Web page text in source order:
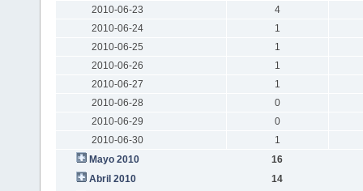
2010-06-23
4
2010-06-24
1
2010-06-25
1
2010-06-26
1
2010-06-27
1
2010-06-28
0
2010-06-29
0
2010-06-30
1
Mayo 2010
16
Abril 2010
14